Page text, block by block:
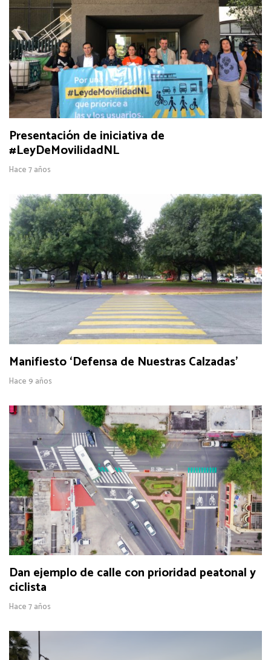
Presentación de iniciativa de
#LeyDeMovilidadNL
Hace 7 años
Manifiesto ‘Defensa de Nuestras Calzadas’
Hace 9 años
Dan ejemplo de calle con prioridad peatonal y
ciclista
Hace 7 años